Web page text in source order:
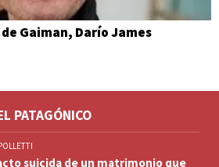
Gaiman, Darío James
PATAGÓNICO
suicida de un matrimonio que